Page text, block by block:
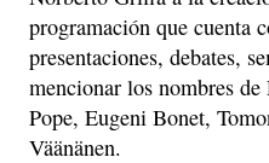
programación que cuenta
presentaciones, debates,
mencionar los nombres
Pope, Eugeni Bonet,
Väänänen.